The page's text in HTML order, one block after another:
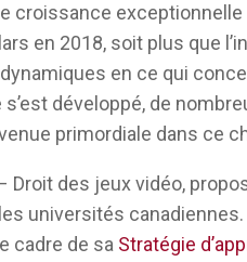
croissance
en 2018, soit plus que
en ce qui
développé, de
primordiale dans ce
Droit des jeux vidéo,
universités canadiennes.
cadre de sa Stratégie